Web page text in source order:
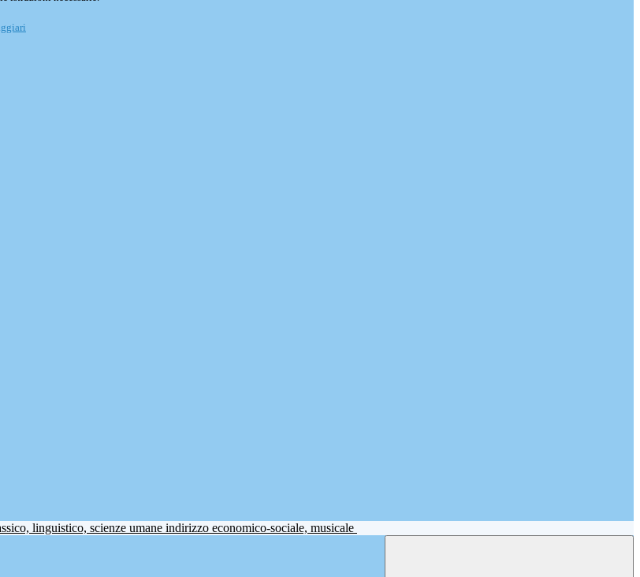
linguistico, scienze umane indirizzo economico-sociale, musicale